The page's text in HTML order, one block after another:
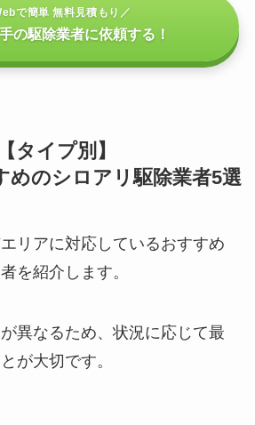
で簡単 無料見積もり／
の駆除業者に依頼する！
【タイプ別】
めのシロアリ駆除業者5選
リアに対応しているおすすめ
を紹介します。
異なるため、状況に応じて最
が大切です。